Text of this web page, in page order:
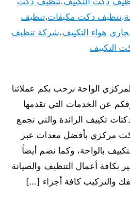
،
،تنظيف دكت مكيفات،تنظيف
هواء التكييف،شركة تنظيف
التكييف
الواحة نرحب بكم عملائنا
عن الخدمات التي تقدمها
تكييف الرائدة والتي تجمع
مركزي بأفضل معدات عبر
بالواحة، وكما نضم أيضاً
بكافة أعمال التنظيف والصيانة
والتركيب كافة أجزاء […]